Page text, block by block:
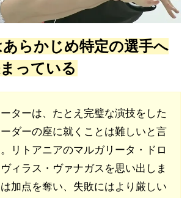
らかじめ特定の選手へ
っている
ターは、たとえ完璧な演技をした
ダーの座に就くことは難しいと言
リトアニアのマルガリータ・ドロ
ィラス・ヴァナガスを思い出しま
加点を奪い、失敗にはより厳しい